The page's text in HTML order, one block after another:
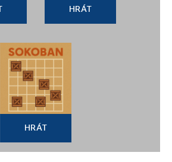
HRÁT
HRÁT